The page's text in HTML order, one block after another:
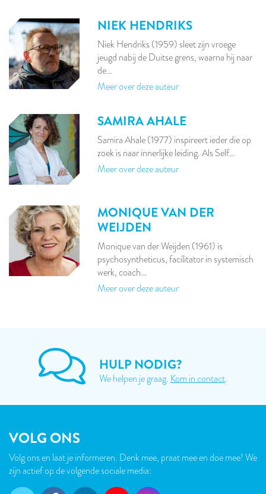
NIEK HENDRIKS
Niek Hendriks (1959) sleet zijn vroege
jeugd nabij de Duitse grens, waarna hij naar
de…
Meer over deze auteur
SAMIRA AHALE
Samira Ahale (1977) inspireert ieder die op
zoek is naar innerlijke leiding. Als Self…
Meer over deze auteur
MONIQUE VAN DER
WEIJDEN
Monique van der Weijden (1961) is
psychosyntheticus, facilitator in systemisch
werk, coach…
Meer over deze auteur
HULP NODIG?
We helpen je graag. Kom in contact.
VOLG ONS
Volg ons en laat je informeren. Denk mee, praat mee en doe mee! We
zijn actief op de volgende sociale media: